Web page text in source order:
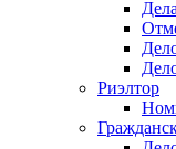
Риэлтор